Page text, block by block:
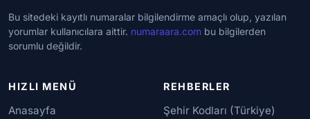
Bu sitedeki kayıtlı numaralar bilgilendirme amaçlı olup, yazılan
yorumlar kullanıcılara aittir. numaraara.com bu bilgilerden
sorumlu değildir.
HIZLI MENÜ
Anasayfa
REHBERLER
Şehir Kodları (Türkiye)